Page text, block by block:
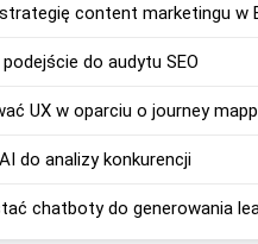
content marketingu w
do audytu SEO
UX w oparciu o journey
do analizy konkurencji
chatboty do generowania